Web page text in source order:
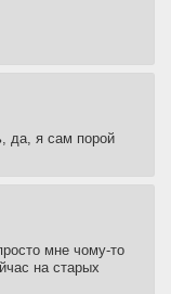
да, я сам порой
мне чому-то
на старых